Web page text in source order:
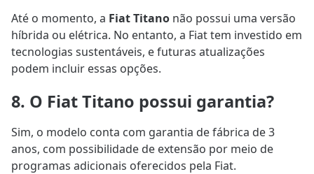
Até o momento, a Fiat Titano não possui uma versão
híbrida ou elétrica. No entanto, a Fiat tem investido em
tecnologias sustentáveis, e futuras atualizações
podem incluir essas opções.
8. O Fiat Titano possui garantia?
Sim, o modelo conta com garantia de fábrica de 3
anos, com possibilidade de extensão por meio de
programas adicionais oferecidos pela Fiat.